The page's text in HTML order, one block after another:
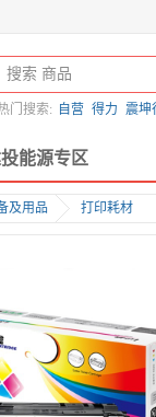
门搜索: 自营 得力 震坤
能源专区
及用品 打印耗材